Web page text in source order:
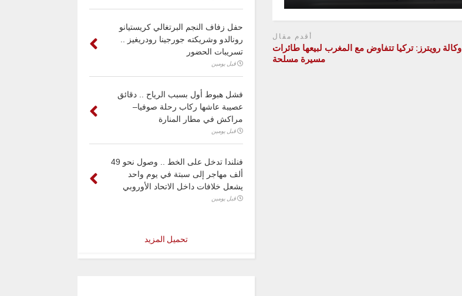
أقدم مقال
وكالة رويترز: تركيا تتفاوض مع المغرب لبيعها طائرات
مسيرة مسلحة
حفل زفاف النجم البرتغالي كريستيانو
رونالدو وشريكته جورجينا رودريغيز ..
تسريبات الحضور
قبل يومين
فشل هبوط أول بسبب الرياح .. دقائق
عصيبة عاشها ركاب رحلة صوفيا–
مراكش في مطار المنارة
قبل يومين
فنلندا تدخل على الخط .. وصول نحو 49
ألف مهاجر إلى سبتة في يوم واحد
يشعل خلافات داخل الاتحاد الأوروبي
قبل يومين
تحميل المزيد